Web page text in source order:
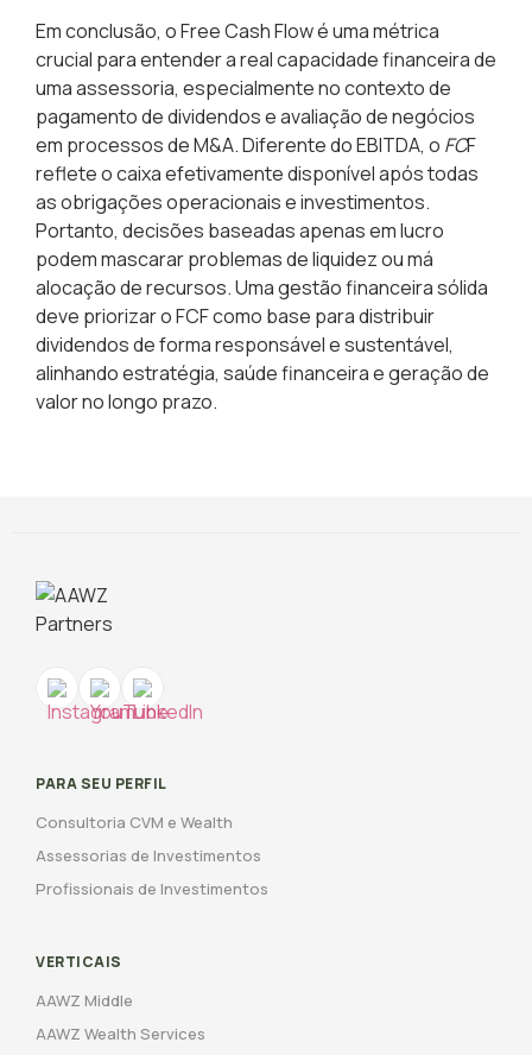
Em conclusão, o Free Cash Flow é uma métrica
crucial para entender a real capacidade financeira de
uma assessoria, especialmente no contexto de
pagamento de dividendos e avaliação de negócios
em processos de M&A. Diferente do EBITDA, o FCF
reflete o caixa efetivamente disponível após todas
as obrigações operacionais e investimentos.
Portanto, decisões baseadas apenas em lucro
podem mascarar problemas de liquidez ou má
alocação de recursos. Uma gestão financeira sólida
deve priorizar o FCF como base para distribuir
dividendos de forma responsável e sustentável,
alinhando estratégia, saúde financeira e geração de
valor no longo prazo.
PARA SEU PERFIL
Consultoria CVM e Wealth
Assessorias de Investimentos
Profissionais de Investimentos
VERTICAIS
AAWZ Middle
AAWZ Wealth Services